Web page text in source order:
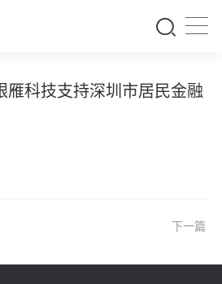
雁科技支持深圳市居民金融
下一篇